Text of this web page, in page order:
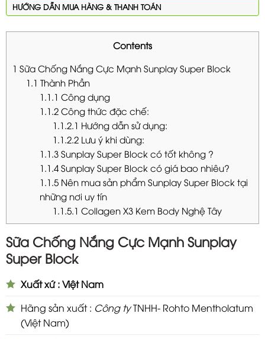
HƯỚNG DẪN MUA HÀNG & THANH TOÁN
Contents
1 Sữa Chống Nắng Cực Mạnh Sunplay Super Block
1.1 Thành Phần
1.1.1 Công dụng
1.1.2Công thức đặc chế:
1.1.2.1 Hướng dẫn sử dụng:
1.1.2.2 Lưu ý khi dùng:
1.1.3Sunplay Super Block có tốt không ?
1.1.4Sunplay Super Block có giá bao nhiêu?
1.1.5Nên mua sản phẩm Sunplay Super Block tại
những nơi uy tín
1.1.5.1 Collagen X3 Kem Body Nghệ Tây
Sữa Chống Nắng Cực Mạnh Sunplay
Super Block
Xuất xứ : Việt Nam
Hãng sản xuất : Công tyTNHH- Rohto Mentholatum
(Việt Nam)